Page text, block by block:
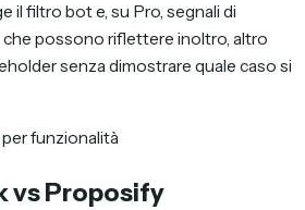
il filtro bot e, su Pro, segnali di
possono riflettere inoltro, altro
senza dimostrare quale caso si
funzionalità
vs Proposify